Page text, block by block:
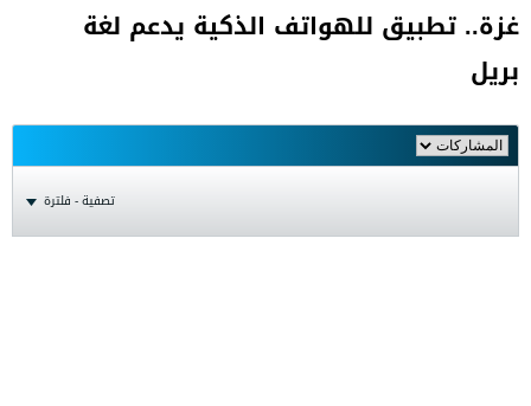
غزة.. تطبيق للهواتف الذكية يدعم لغة
بريل
تصفية - فلترة